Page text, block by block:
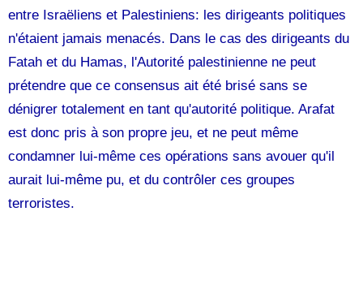
entre Israëliens et Palestiniens: les dirigeants politiques
n'étaient jamais menacés. Dans le cas des dirigeants du
Fatah et du Hamas, l'Autorité palestinienne ne peut
prétendre que ce consensus ait été brisé sans se
dénigrer totalement en tant qu'autorité politique. Arafat
est donc pris à son propre jeu, et ne peut même
condamner lui-même ces opérations sans avouer qu'il
aurait lui-même pu, et du contrôler ces groupes
terroristes.